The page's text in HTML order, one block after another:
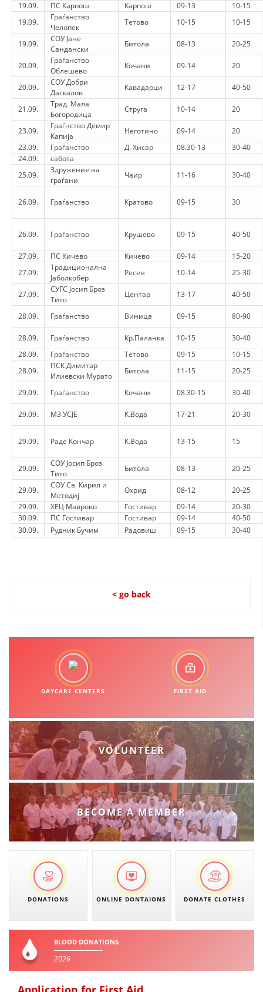
ACTION
STRATEGIES
EDUCATIONAL AND INFORMATIVE MATERIAL
19.09.
ПС Карпош Карпош 09-13
10-15
19.09.
Граѓанство
Челопек
Тетово 10-15 10-15
19.09.
СОУ Јане
Сандански
Битола 08-13 20-25
20.09.
Граѓанство
Облешево
Кочани 09-14 20
20.09.
СОУ Добри
Даскалов
Кавадарци 12-17 40-50
21.09.
Трад. Мала
Богородица
Струга 10-14 20
23.09.
Граѓнство Демир
Капија
Неготино 09-14
20
23.09.
Граѓанство Д. Хисар 08.30-13
30-40
24.09.
сабота
25.09.
Здружение на
граѓани
Чаир 11-16 30-40
26.09. Граѓанство Кратово 09-15 30
26.09. Граѓанство Крушево 09-15 40-50
27.09. ПС Кичево Кичево 09-14
15-20
27.09.
Традиционална
Јаболкобер
Ресен 10-14 25-30
27.09.
СУГС Јосип Броз
Тито
Центар 13-17 40-50
28.09. Граѓанство Виница 09-15 80-90
28.09. Граѓанство Кр.Паланка 10-15
30-40
28.09.
Граѓанство Тетово 09-15
10-15
28.09.
ПСК Димитар
Илиевски Мурато
Битола 11-15 20-25
29.09. Граѓанство Кочани 08.30-15 30-40
29.09. МЗ УСЈЕ К.Вода 17-21 20-30
29.09. Раде Кончар К.Вода 13-15 15
29.09.
СОУ Јосип Броз
Тито
Битола 08-13 20-25
29.09.
СОУ Св. Кирил и
Методиј
Охрид 08-12
20-25
29.09.
ХЕЦ Маврово Гостивар 09-14
20-30
30.09.
ПС Гостивар Гостивар 09-14
40-50
30.09.
Рудник Бучим Радовиш 09-15 30-40
< go back
DAYCARE CENTERS FIRST AID
VOLUNTEER
BECOME A MEMBER
DONATIONS ONLINE DONTAIONS DONATE CLOTHES
BLOOD DONATIONS
2026